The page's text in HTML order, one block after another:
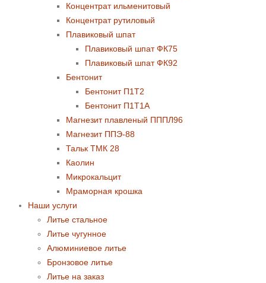
Концентрат ильменитовый
Концентрат рутиловый
Плавиковый шпат
Плавиковый шпат ФК75
Плавиковый шпат ФК92
Бентонит
Бентонит П1Т2
Бентонит П1Т1А
Магнезит плавленый ПППЛ96
Магнезит ППЭ-88
Тальк ТМК 28
Каолин
Микрокальцит
Мраморная крошка
Наши услуги
Литье стальное
Литье чугунное
Алюминиевое литье
Бронзовое литье
Литье на заказ